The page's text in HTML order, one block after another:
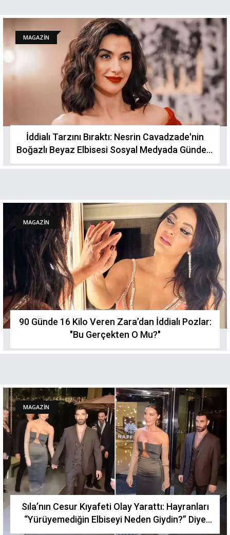
MAGAZİN
İddialı Tarzını Bıraktı: Nesrin Cavadzade'nin
Boğazlı Beyaz Elbisesi Sosyal Medyada Gündem
Oldu
MAGAZİN
90 Günde 16 Kilo Veren Zara’dan İddialı Pozlar:
"Bu Gerçekten O Mu?"
MAGAZİN
Sıla’nın Cesur Kıyafeti Olay Yarattı: Hayranları
“Yürüyemediğin Elbiseyi Neden Giydin?” Diye
Sordu